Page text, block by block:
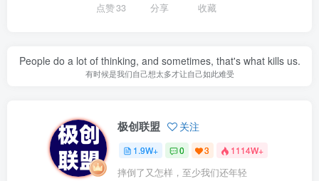
点赞33 分享 收藏
People do a lot of thinking, and sometimes, that's what kills us.
有时候是我们自己想太多才让自己如此难受
极创联盟 关注
1.9W+ 0 3 1114W+
摔倒了又怎样，至少我们还年轻